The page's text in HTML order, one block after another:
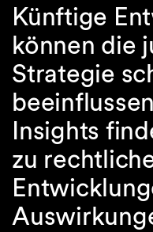
Künftige
können die
Strategie
Insights
zu